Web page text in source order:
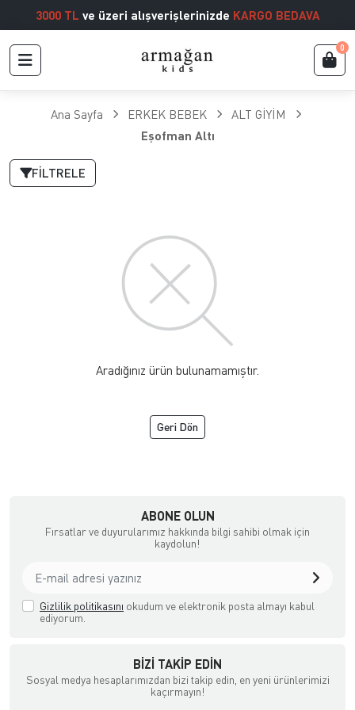
3000 TL ve üzeri alışverişlerinizde KARGO BEDAVA
0
Ana Sayfa ERKEK BEBEK
ALT GİYİM
Eşofman Altı
FILTRELE
Aradığınız ürün bulunamamıştır.
Geri Dön
ABONE OLUN
Fırsatlar ve duyurularımız hakkında bilgi sahibi olmak için
kaydolun!
Gizlilik politikasını okudum ve elektronik posta almayı kabul
ediyorum.
BIZI TAKIP EDIN
Sosyal medya hesaplarımızdan bizi takip edin, en yeni ürünlerimizi
kaçırmayın!